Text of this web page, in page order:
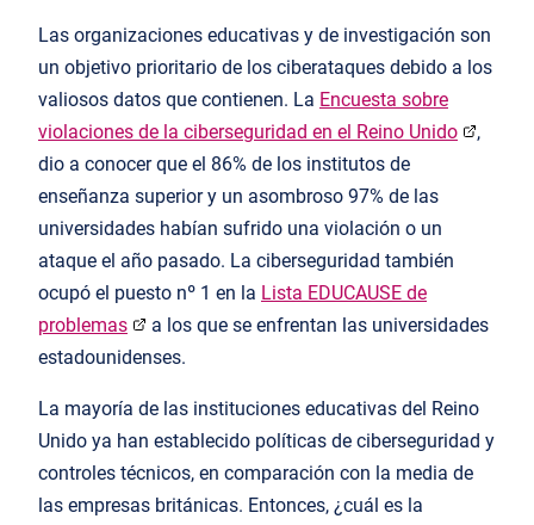
Las organizaciones educativas y de investigación son
un objetivo prioritario de los ciberataques debido a los
valiosos datos que contienen. La Encuesta sobre
violaciones de la ciberseguridad en el Reino Unido
,
dio a conocer que el 86% de los institutos de
enseñanza superior y un asombroso 97% de las
universidades habían sufrido una violación o un
ataque el año pasado. La ciberseguridad también
ocupó el puesto nº 1 en la Lista EDUCAUSE de
problemas
a los que se enfrentan las universidades
estadounidenses.
La mayoría de las instituciones educativas del Reino
Unido ya han establecido políticas de ciberseguridad y
controles técnicos, en comparación con la media de
las empresas británicas. Entonces, ¿cuál es la